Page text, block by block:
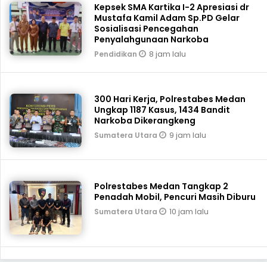
Kepsek SMA Kartika I-2 Apresiasi dr
Mustafa Kamil Adam Sp.PD Gelar
Sosialisasi Pencegahan
Penyalahgunaan Narkoba
Pendidikan 8 jam lalu
300 Hari Kerja, Polrestabes Medan
Ungkap 1187 Kasus, 1434 Bandit
Narkoba Dikerangkeng
Sumatera Utara 9 jam lalu
Polrestabes Medan Tangkap 2
Penadah Mobil, Pencuri Masih Diburu
Sumatera Utara 10 jam lalu